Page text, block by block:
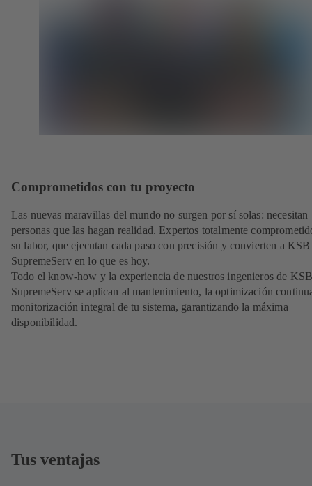
Comprometidos con tu proyecto
Las nuevas maravillas del mundo no surgen por sí solas: necesitan
personas que las hagan realidad. Expertos totalmente
su labor, que ejecutan cada paso con precisión y convierten a KSB
SupremeServ en lo que es hoy.
Todo el know-how y la experiencia de nuestros ingenieros de
SupremeServ se aplican al mantenimiento, la optimización
monitorización integral de tu sistema, garantizando la máxima
disponibilidad.
Tus ventajas